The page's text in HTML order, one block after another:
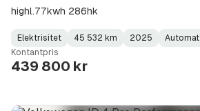
highl.77kwh 286hk
Fuel
Type:
Elektrisitet
Kilometerstand:
45 532 km
Model
Year:
2025
Gearbox
Type:
Automat
Kontantpris
439 800 kr